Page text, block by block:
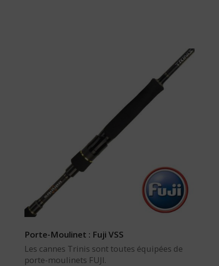
Porte-Moulinet : Fuji VSS
Les cannes Trinis sont toutes équipées de
porte-moulinets FUJI.